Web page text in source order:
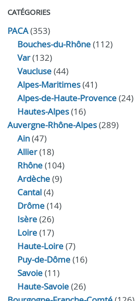
CATÉGORIES
PACA(353)
Bouches-du-Rhône(112)
Var(132)
Vaucluse(44)
Alpes-Maritimes(41)
Alpes-de-Haute-Provence(24)
Hautes-Alpes(16)
Auvergne-Rhône-Alpes(289)
Ain(47)
Allier(18)
Rhône(104)
Ardèche(9)
Cantal(4)
Drôme(14)
Isère(26)
Loire(17)
Haute-Loire(7)
Puy-de-Dôme(16)
Savoie(11)
Haute-Savoie(26)